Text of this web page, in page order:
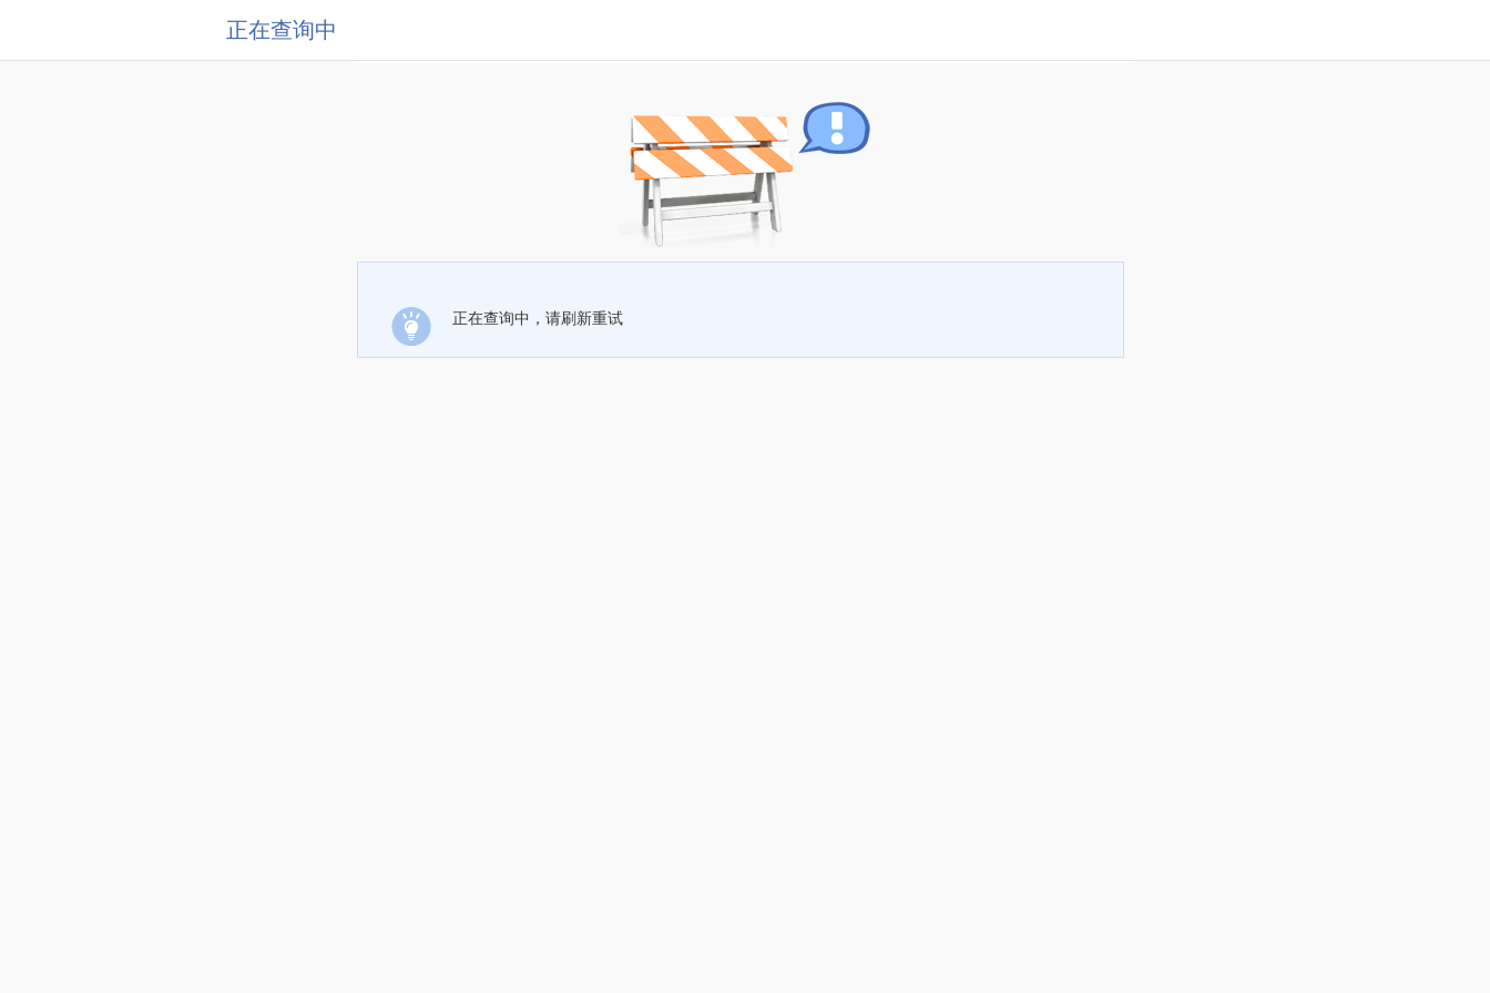
正在查询中
正在查询中，请刷新重试